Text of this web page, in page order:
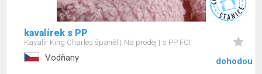
kavalírek s PP
Kavalír King Charles španěl Na prodej s PP FCI
Vodňany dohodou